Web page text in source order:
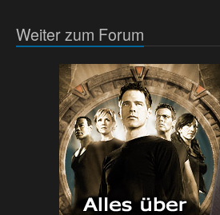
Weiter zum Forum